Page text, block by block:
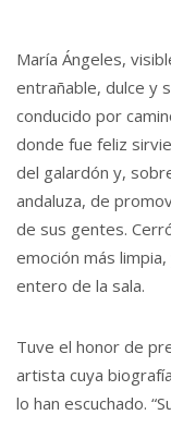
María Ángeles,
entrañable, dulce y
conducido por
donde fue feliz
del galardón y,
andaluza, de
de sus gentes.
emoción más
entero de la sala.
Tuve el honor de
artista cuya
lo han escuchado.